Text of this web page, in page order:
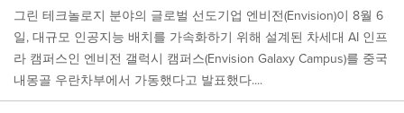
그린 테크놀로지 분야의 글로벌 선도기업 엔비전(Envision)이 8월 6
일, 대규모 인공지능 배치를 가속화하기 위해 설계된 차세대 AI 인프
라 캠퍼스인 엔비전 갤럭시 캠퍼스(Envision Galaxy Campus)를 중국
내몽골 우란차부에서 가동했다고 발표했다....